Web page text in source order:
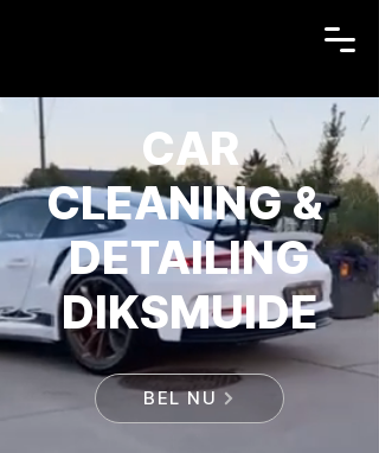
CAR
CLEANING &
DETAILING
DIKSMUIDE
BEL NU